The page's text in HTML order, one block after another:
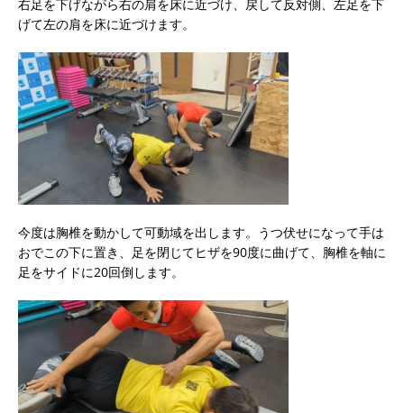
右足を下げながら右の肩を床に近づけ、戻して反対側、左足を下
げて左の肩を床に近づけます。
今度は胸椎を動かして可動域を出します。うつ伏せになって手は
おでこの下に置き、足を閉じてヒザを90度に曲げて、胸椎を軸に
足をサイドに20回倒します。